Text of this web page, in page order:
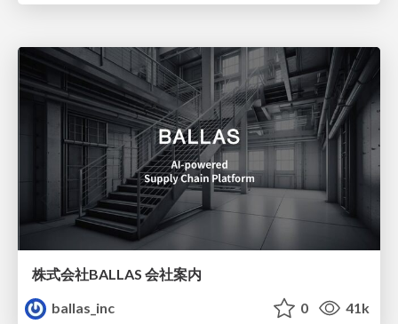
株式会社BALLAS 会社案内
ballas_inc
0 41k